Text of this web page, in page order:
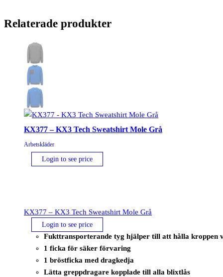
Relaterade produkter
KX377 – KX3 Tech Sweatshirt Mole Grå
Arbetskläder
Login to see price
KX377 – KX3 Tech Sweatshirt Mole Grå
Login to see price
Fukttransporterande tyg hjälper till att hålla kroppen
1 ficka för säker förvaring
1 bröstficka med dragkedja
Lätta greppdragare kopplade till alla blixtlås